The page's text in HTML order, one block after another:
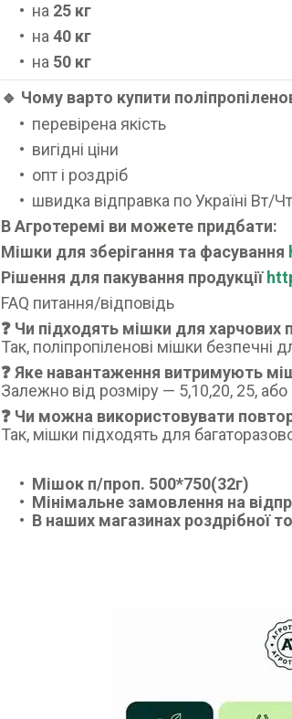
на 25 кг
на 40 кг
на 50 кг
🔹 Чому варто купити
перевірена якість
вигідні ціни
опт і роздріб
швидка відправка по Україні Вт/
В Агротеремі ви можете придбати:
Мішки для зберігання та фасування
Рішення для пакування продукції
FAQ питання/відповідь
❓ Чи підходять мішки для харчових
Так, поліпропіленові мішки безпечні
❓ Яке навантаження витримують
Залежно від розміру — 5,10,20, 25, або
❓ Чи можна використовувати
Так, мішки підходять для
Мішок п/проп. 500*750(32г)
Мінімальне замовлення на
В наших магазинах роздрібної